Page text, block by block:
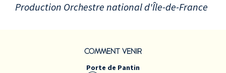
Production Orchestre national d'Île-de-France
COMMENT VENIR
Porte de Pantin